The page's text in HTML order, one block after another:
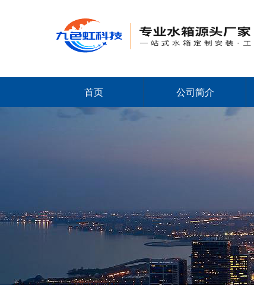
首页 公司简介